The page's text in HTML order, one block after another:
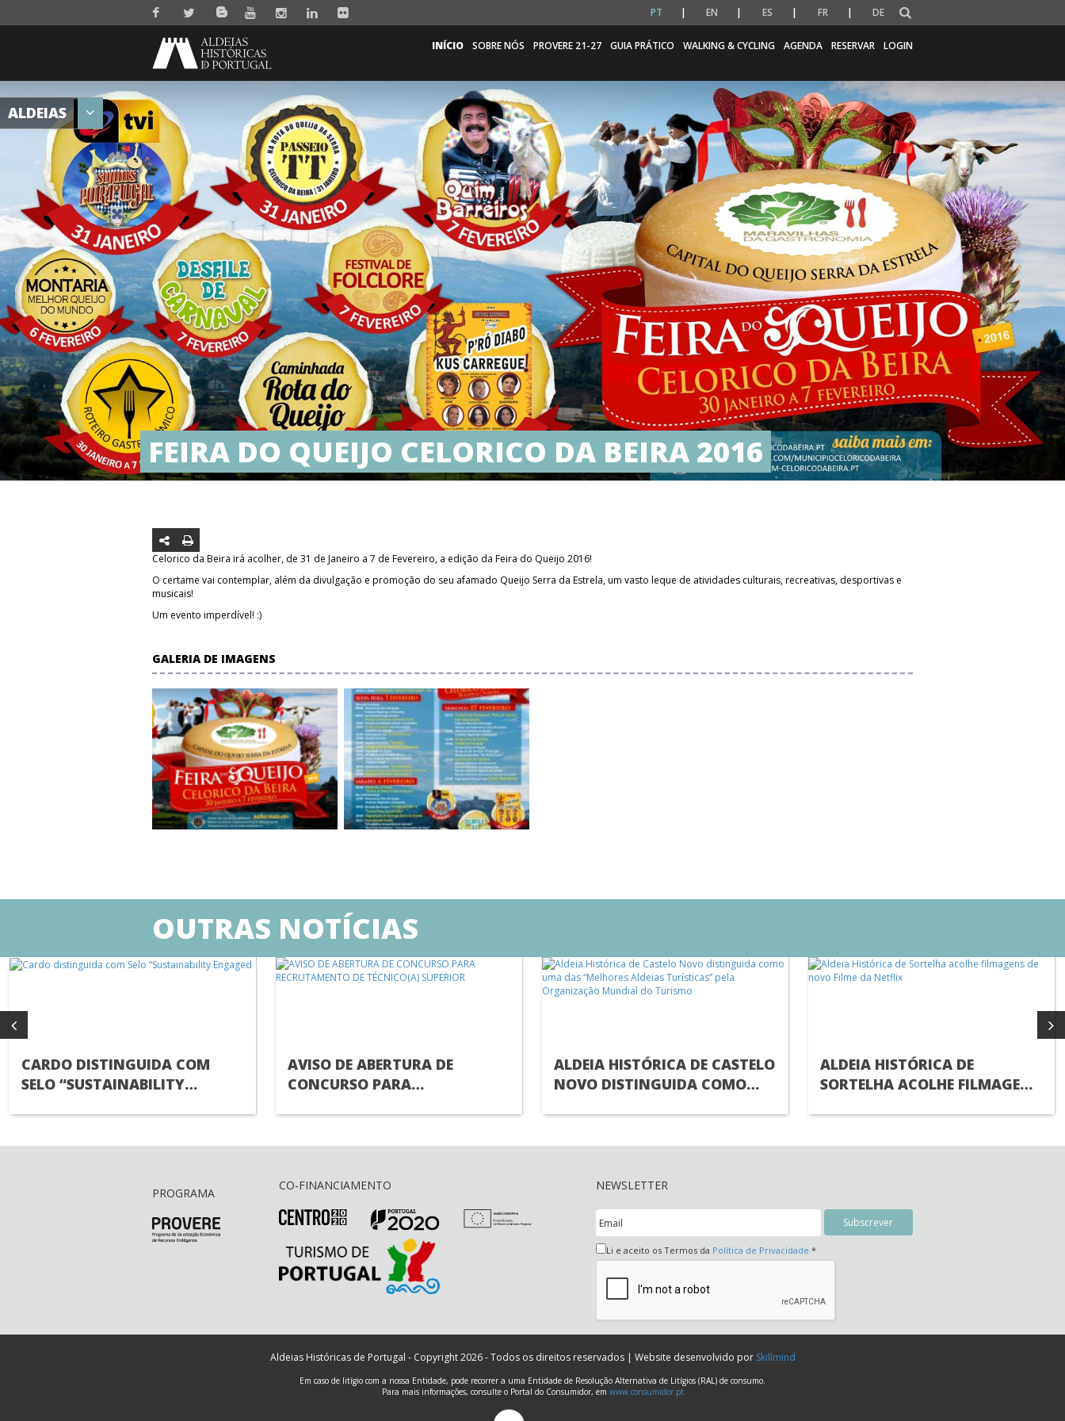
PT EN ES FR DE
INÍCIO SOBRE NÓS PROVERE 21-27 GUIA PRÁTICO WALKING & CYCLING AGENDA RESERVAR LOGIN
ALDEIAS
FEIRA DO QUEIJO CELORICO DA BEIRA 2016
Celorico da Beira irá acolher, de 31 de Janeiro a 7 de Fevereiro, a edição da Feira do Queijo 2016!
O certame vai contemplar, além da divulgação e promoção do seu afamado Queijo Serra da Estrela, um vasto leque de atividades culturais, recreativas, desportivas e
musicais!
Um evento imperdível! :)
GALERIA DE IMAGENS
OUTRAS NOTÍCIAS
CARDO DISTINGUIDA COM
SELO “SUSTAINABILITY
AVISO DE ABERTURA DE
CONCURSO PARA
ALDEIA HISTÓRICA DE CASTELO
NOVO DISTINGUIDA COMO
ORGANIZAÇÃO MUNDIAL DO
ALDEIA HISTÓRICA DE
SORTELHA ACOLHE FILMAGENS
PROGRAMA
CO-FINANCIAMENTO NEWSLETTER
Li e aceito os Termos da Política de Privacidade *
Aldeias Históricas de Portugal - Copyright 2026 - Todos os direitos reservados | Website desenvolvido por Skillmind
Em caso de litígio com a nossa Entidade, pode recorrer a uma Entidade de Resolução Alternativa de Litígios (RAL) de consumo.
Para mais informações, consulte o Portal do Consumidor, em www.consumidor.pt